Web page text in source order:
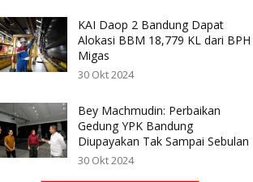
KAI Daop 2 Bandung Dapat
Alokasi BBM 18,779 KL dari BPH
Migas
30 Okt 2024
Bey Machmudin: Perbaikan
Gedung YPK Bandung
Diupayakan Tak Sampai Sebulan
30 Okt 2024